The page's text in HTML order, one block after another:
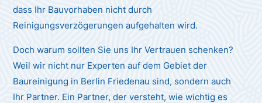
dass Ihr Bauvorhaben nicht durch
Reinigungsverzögerungen aufgehalten wird.
Doch warum sollten Sie uns Ihr Vertrauen schenken?
Weil wir nicht nur Experten auf dem Gebiet der
Baureinigung in Berlin Friedenau sind, sondern auch
Ihr Partner. Ein Partner, der versteht, wie wichtig es